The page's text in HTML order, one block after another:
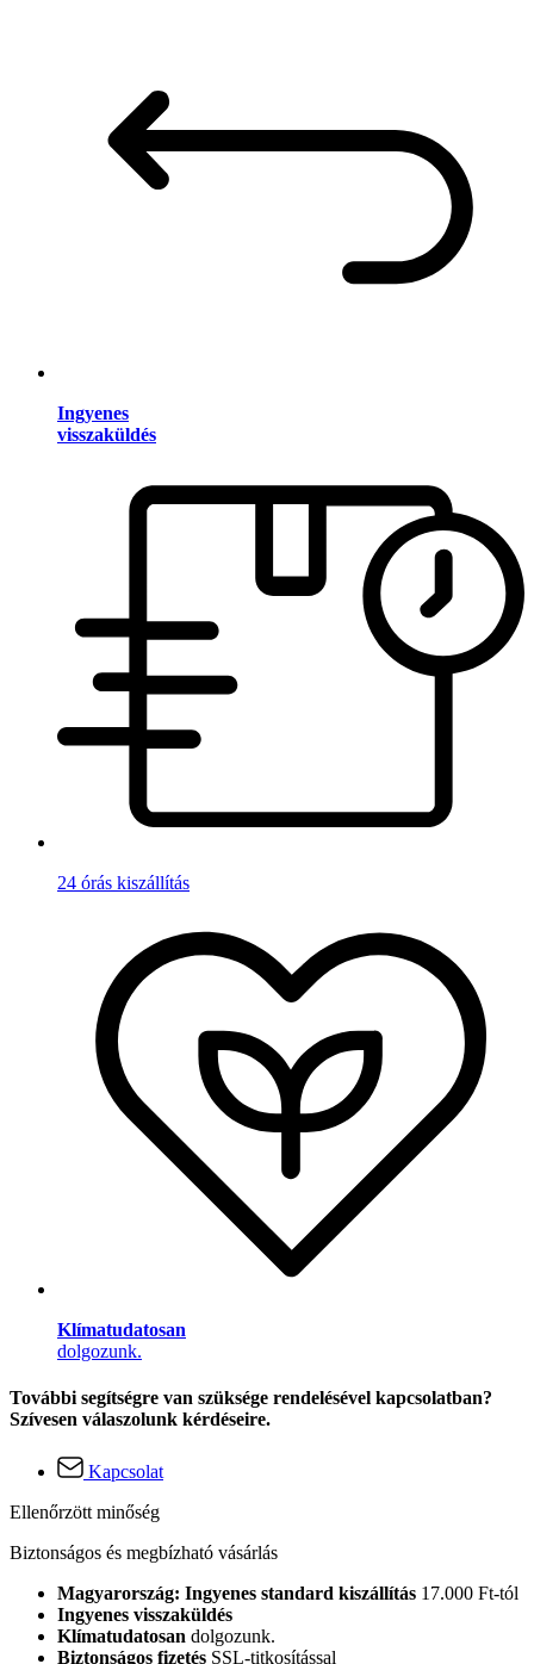
Ingyenes
visszaküldés
24 órás kiszállítás
Klímatudatosan
dolgozunk.
További segítségre van szüksége rendelésével kapcsolatban?
Szívesen válaszolunk kérdéseire.
Kapcsolat
Ellenőrzött minőség
Biztonságos és megbízható vásárlás
Magyarország: Ingyenes standard kiszállítás 17.000 Ft-tól
Ingyenes visszaküldés
Klímatudatosan dolgozunk.
Biztonságos fizetés SSL-titkosítással